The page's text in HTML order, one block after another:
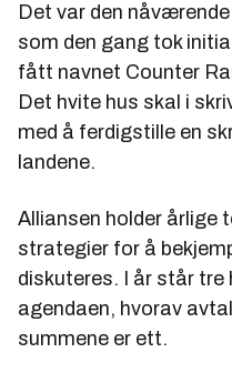
Det var den
som den gang tok
fått navnet Counter
Det hvite hus skal i
med å ferdigstille en
landene.
Alliansen holder årlige
strategier for å
diskuteres. I år står tre
agendaen, hvorav
summene er ett.